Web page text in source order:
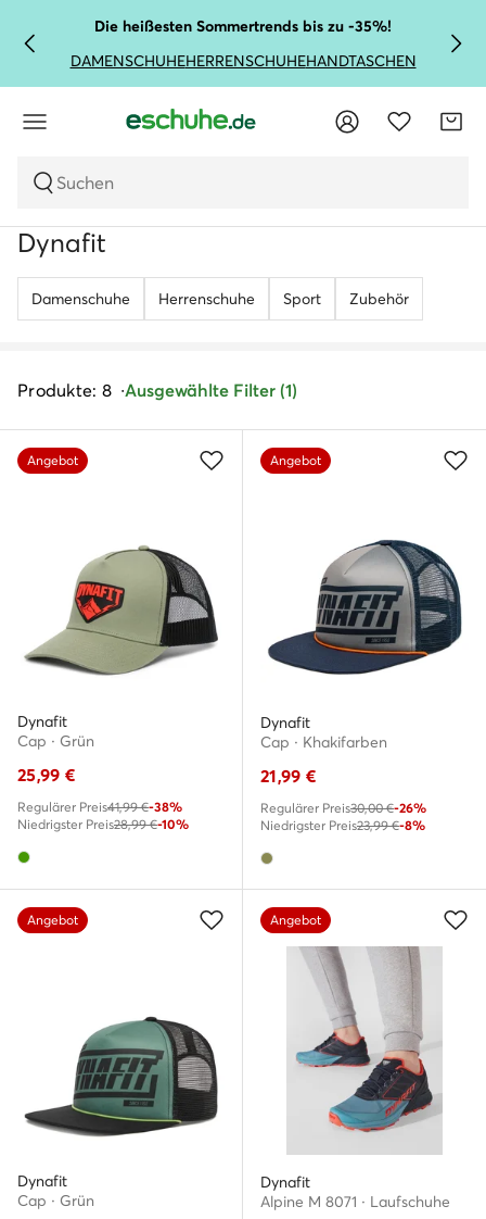
Die heißesten Sommertrends bis zu -35%!
DAMENSCHUHEHERRENSCHUHEHANDTASCHEN
Suchen
Dynafit
Damenschuhe Herrenschuhe Sport Zubehör
Produkte: 8 Ausgewählte Filter (1)
Angebot
Dynafit
Cap · Grün
25,99 €
Regulärer Preis41,99 €-38%
Niedrigster Preis28,99 €-10%
Angebot
Dynafit
Cap · Khakifarben
21,99 €
Regulärer Preis30,00 €-26%
Niedrigster Preis23,99 €-8%
Angebot
Dynafit
Cap · Grün
Angebot
Dynafit
Alpine M 8071 · Laufschuhe